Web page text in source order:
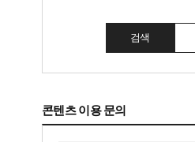
검색
콘텐츠 이용 문의